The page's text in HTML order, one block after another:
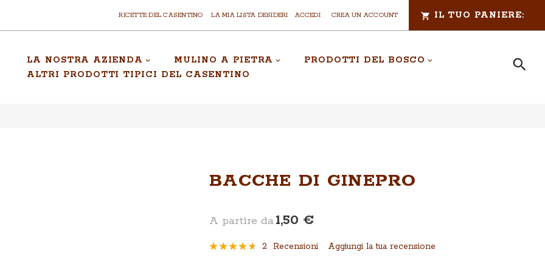
RICETTE DEL CASENTINO LA MIA LISTA DESIDERI ACCEDI CREA UN ACCOUNT IL TUO PANIERE:
LA NOSTRA AZIENDA MULINO A PIETRA
PRODOTTI DEL BOSCO
ALTRI PRODOTTI TIPICI DEL CASENTINO
Cerca
BACCHE DI GINEPRO
A partire da1,50 €
Valutazione: 2 Recensioni Aggiungi la tua recensione